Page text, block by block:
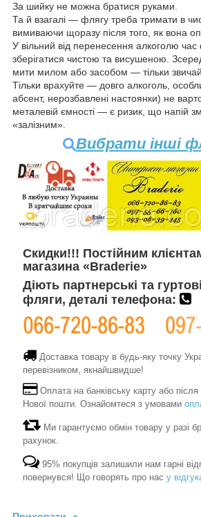
За шийку не можна братися руками.
Та й взагалі — флягу треба тримати в
вимиваючи щоразу після того, як вона
У вільний від перенесення алкоголю
зберігатися чистою та висушеною.
мити милом або засобом — тільки
Тільки врахуйте — довго алкоголь,
абсент, нерозбавлені настоянки) не
металевій ємності — є ризик, що напій
«залізним».
Вибрати інші
Скидки!!! Постійним
магазина «Braderie»
Діють партнерські та
фляги, деталі телефона:
Доставка товару в будь-яку точку
перевізником, якнайшвидше!
Оплата на банківську карту або після
Нової пошти. Ознайомтеся з умовами
Ми гарантуємо обмін товару у разі
рахунок.
95% покупців залишили нам гарні
повернувся! Що говорять про нас у